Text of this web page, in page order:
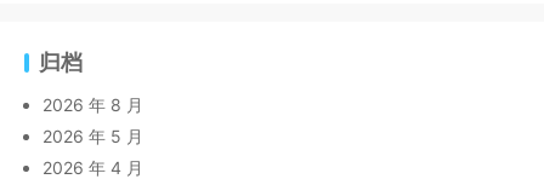
归档
2026 年 8 月
2026 年 5 月
2026 年 4 月